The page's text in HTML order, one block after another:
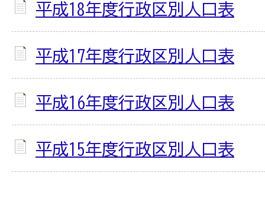
平成18年度行政区別人口表
平成17年度行政区別人口表
平成16年度行政区別人口表
平成15年度行政区別人口表